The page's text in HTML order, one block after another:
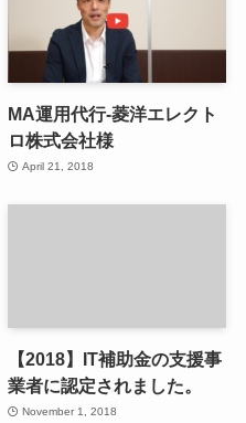
MA運用代行-菱洋エレクト
ロ株式会社様
April 21, 2018
【2018】IT補助金の支援事
業者に認定されました。
November 1, 2018